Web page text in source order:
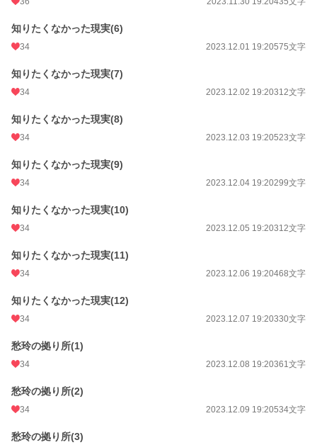
知りたくなかった現実(6)
34 2023.12.01 19:20575文字
知りたくなかった現実(7)
34 2023.12.02 19:20312文字
知りたくなかった現実(8)
34 2023.12.03 19:20523文字
知りたくなかった現実(9)
34 2023.12.04 19:20299文字
知りたくなかった現実(10)
34 2023.12.05 19:20312文字
知りたくなかった現実(11)
34 2023.12.06 19:20468文字
知りたくなかった現実(12)
34 2023.12.07 19:20330文字
愁玲の拠り所(1)
34 2023.12.08 19:20361文字
愁玲の拠り所(2)
34 2023.12.09 19:20534文字
愁玲の拠り所(3)